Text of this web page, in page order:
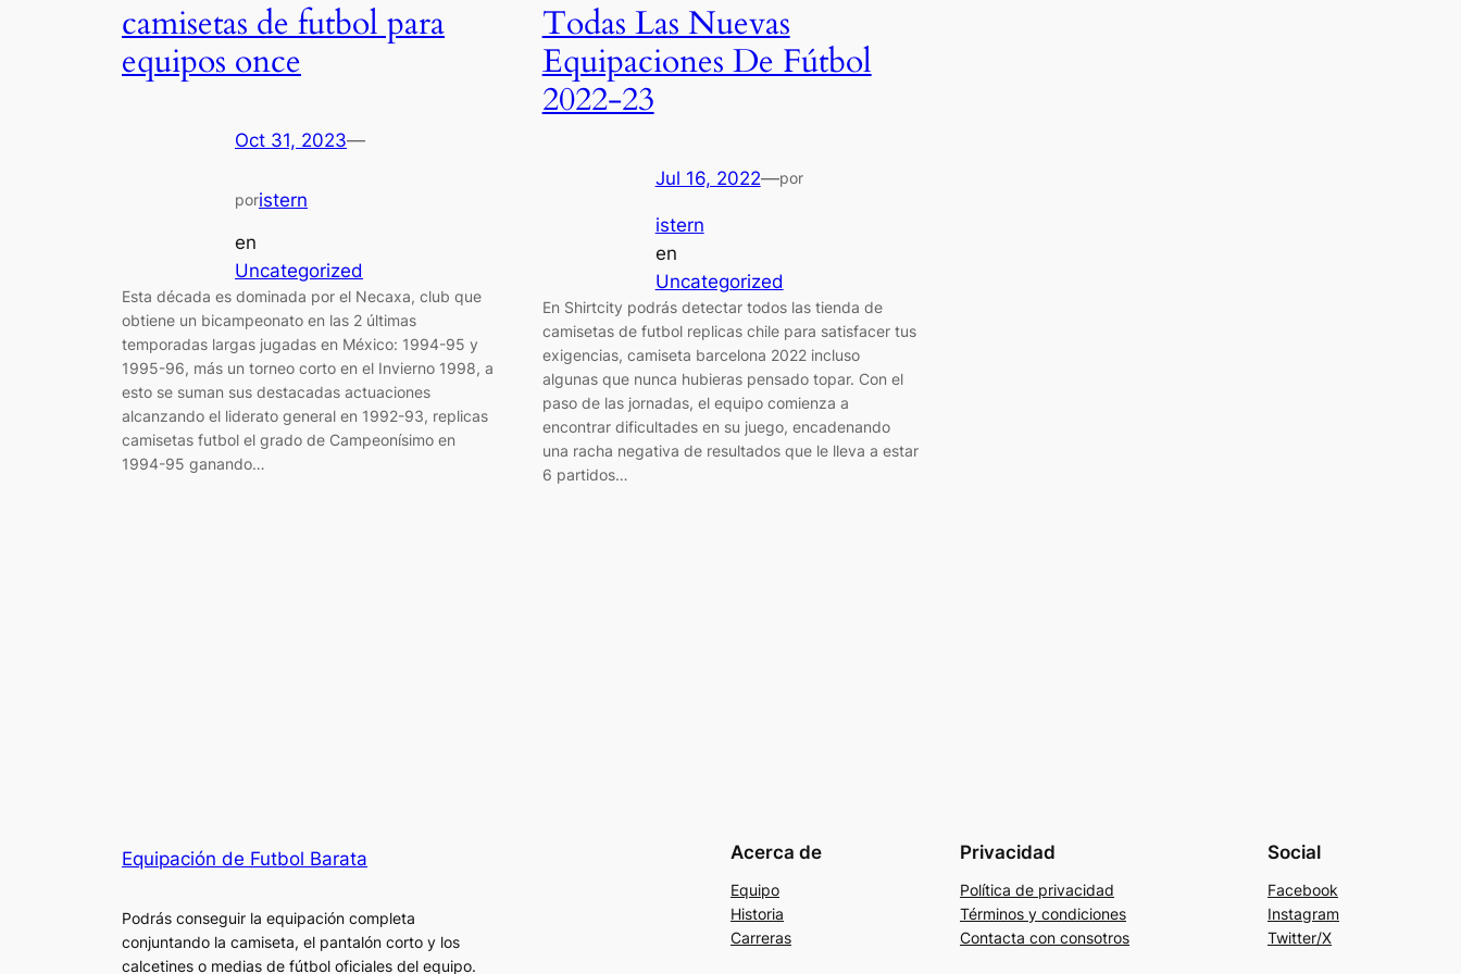
camisetas de futbol para
equipos once
Oct 31, 2023—
poristern
en
Uncategorized
Esta década es dominada por el Necaxa, club que
obtiene un bicampeonato en las 2 últimas
temporadas largas jugadas en México: 1994-95 y
1995-96, más un torneo corto en el Invierno 1998, a
esto se suman sus destacadas actuaciones
alcanzando el liderato general en 1992-93, replicas
camisetas futbol el grado de Campeonísimo en
1994-95 ganando…
Todas Las Nuevas
Equipaciones De Fútbol
2022-23
Jul 16, 2022—por
istern
en
Uncategorized
En Shirtcity podrás detectar todos las tienda de
camisetas de futbol replicas chile para satisfacer tus
exigencias, camiseta barcelona 2022 incluso
algunas que nunca hubieras pensado topar. Con el
paso de las jornadas, el equipo comienza a
encontrar dificultades en su juego, encadenando
una racha negativa de resultados que le lleva a estar
6 partidos…
Equipación de Futbol Barata
Podrás conseguir la equipación completa
conjuntando la camiseta, el pantalón corto y los
calcetines o medias de fútbol oficiales del equipo.
Acerca de
Equipo
Historia
Carreras
Privacidad
Política de privacidad
Términos y condiciones
Contacta con consotros
Social
Facebook
Instagram
Twitter/X